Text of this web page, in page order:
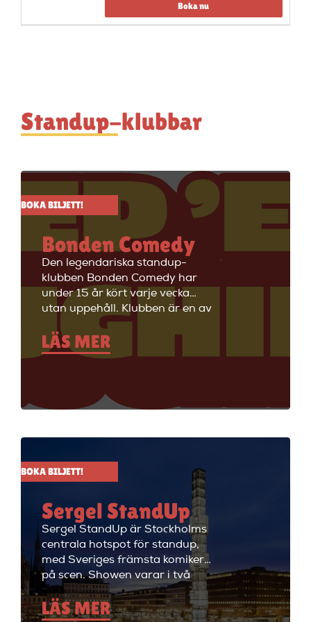
Boka nu
Standup-klubbar
BOKA BILJETT!
Bonden Comedy
Den legendariska standup-
klubben Bonden Comedy har
under 15 år kört varje vecka
utan uppehåll. Klubben är en av
Stockholms äldsta
standupklubbar och är känd för
att ha de bästa komikerna i
välkommen till Big Ben Stand
LÄS MER
BOKA BILJETT!
Sergel StandUp
Sergel StandUp är Stockholms
centrala hotspot för standup,
med Sveriges främsta komiker
på scen. Showen varar i två
timmar med en paus, och
efteråt fortsätter kvällen med
LÄS MER